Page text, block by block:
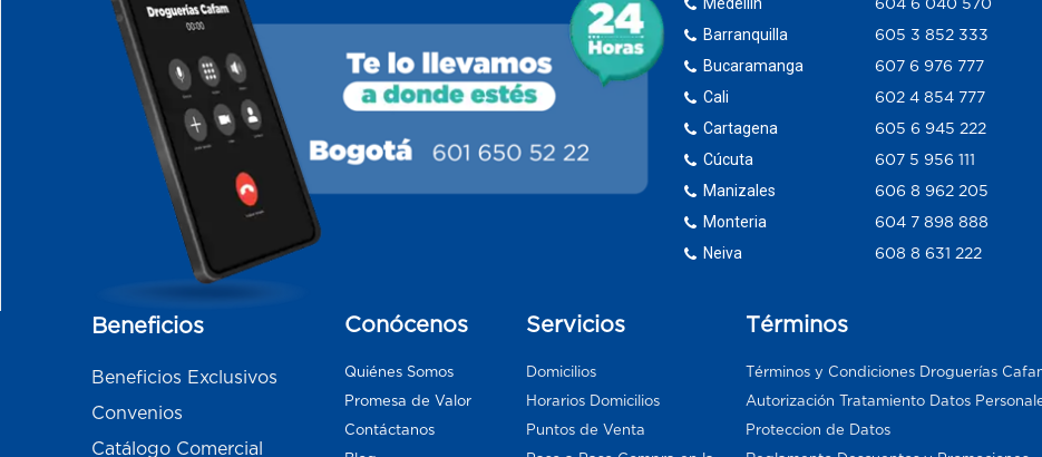
Barranquilla
Bucaramanga
Cali
Cartagena
Cúcuta
Manizales
Monteria
Neiva
605 3 852 333
607 6 976 777
602 4 854 777
605 6 945 222
607 5 956 111
606 8 962 205
604 7 898 888
608 8 631 222
Beneficios
Beneficios Exclusivos
Convenios
Catálogo Comercial
Conócenos
Quiénes Somos
Promesa de Valor
Contáctanos
Servicios
Domicilios
Horarios Domicilios
Puntos de Venta
Términos
Términos y Condiciones Droguerías
Autorización Tratamiento Datos
Proteccion de Datos